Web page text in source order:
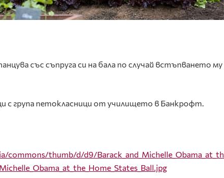
със съпруга си на бала по случай встъпването му
с група петокласници от училището в Банкрофт.
thumb/d/d9/